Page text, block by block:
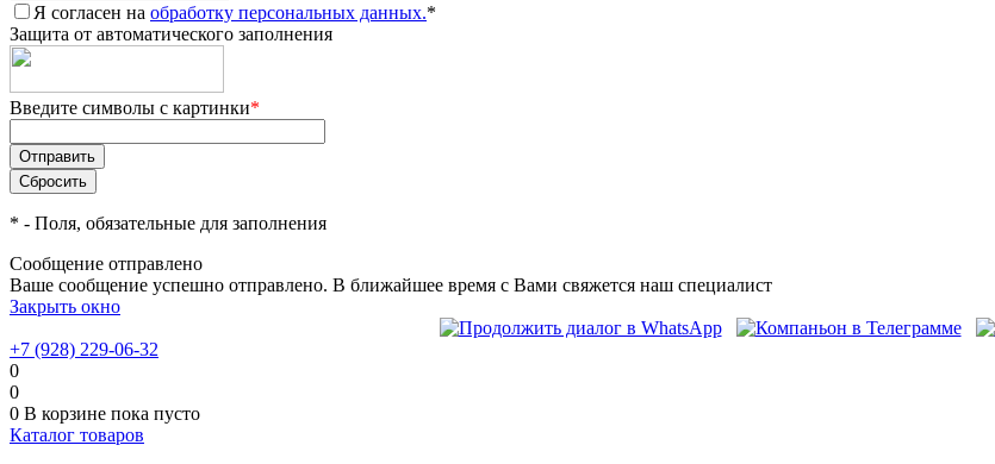
Я согласен на обработку персональных данных.*
Защита от автоматического заполнения
Введите символы с картинки*
* - Поля, обязательные для заполнения
Сообщение отправлено
Ваше сообщение успешно отправлено. В ближайшее время с Вами свяжется наш специалист
Закрыть окно
+7 (928) 229-06-32
0
0
0 В корзине пока пусто
Каталог товаров